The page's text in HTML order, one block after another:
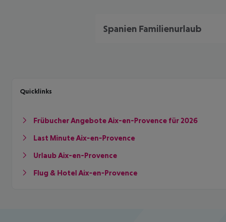
Spanien Familienurlaub
Quicklinks
Frübucher Angebote Aix-en-Provence für 2026
Last Minute Aix-en-Provence
Urlaub Aix-en-Provence
Flug & Hotel Aix-en-Provence